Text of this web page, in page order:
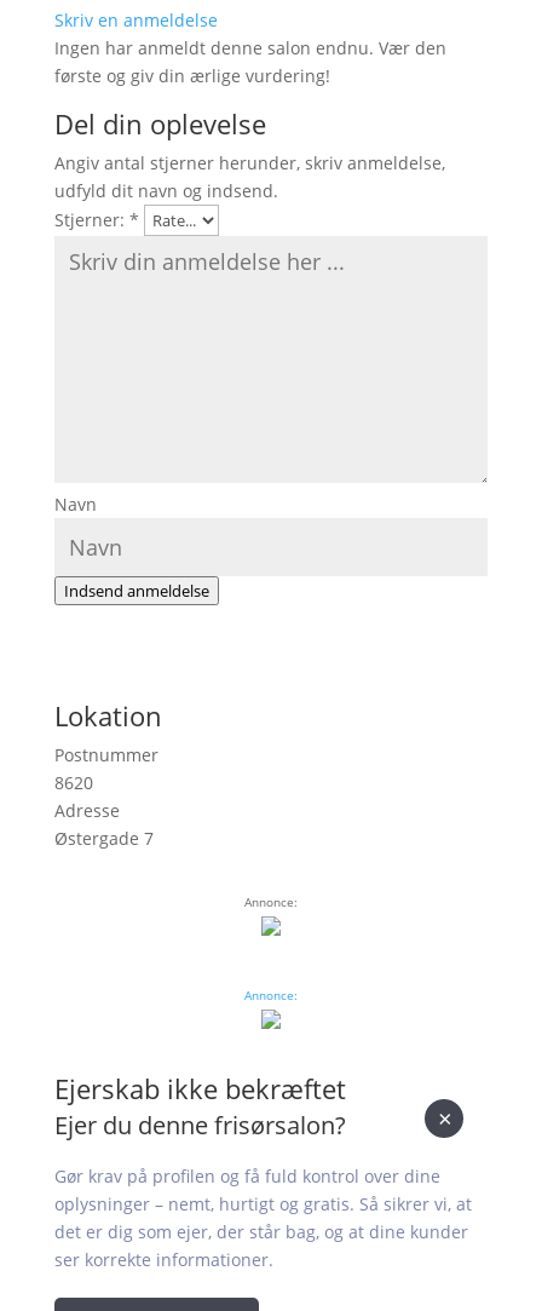
Skriv en anmeldelse
Ingen har anmeldt denne salon endnu. Vær den
første og giv din ærlige vurdering!
Del din oplevelse
Angiv antal stjerner herunder, skriv anmeldelse,
udfyld dit navn og indsend.
Stjerner: *
Navn
Indsend anmeldelse
Lokation
Postnummer
8620
Adresse
Østergade 7
Annonce:
Annonce:
Ejerskab ikke bekræftet
Ejer du denne frisørsalon?
Gør krav på profilen og få fuld kontrol over dine
oplysninger – nemt, hurtigt og gratis. Så sikrer vi, at
det er dig som ejer, der står bag, og at dine kunder
ser korrekte informationer.
×